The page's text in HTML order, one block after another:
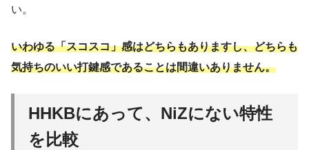
い。
いわゆる「スコスコ」感はどちらもありますし、どちらも
気持ちのいい打鍵感であることは間違いありません。
HHKBにあって、NiZにない特性
を比較